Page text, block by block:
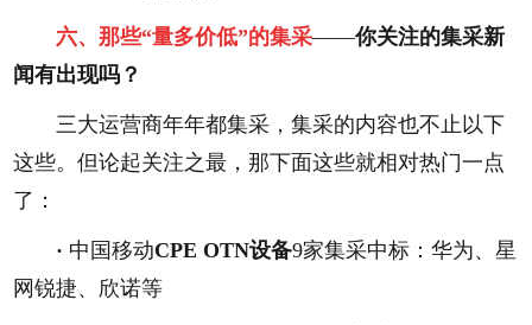
六、那些“量多价低”的集采——你关注的集采新
闻有出现吗？
三大运营商年年都集采，集采的内容也不止以下
这些。但论起关注之最，那下面这些就相对热门一点
了：
· 中国移动CPE OTN设备9家集采中标：华为、星
网锐捷、欣诺等